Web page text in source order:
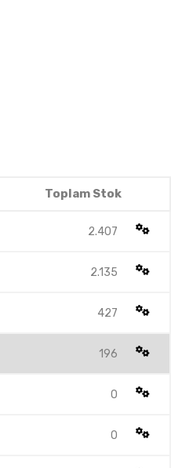
Toplam Stok
2.407
2.135
427
196
0
0